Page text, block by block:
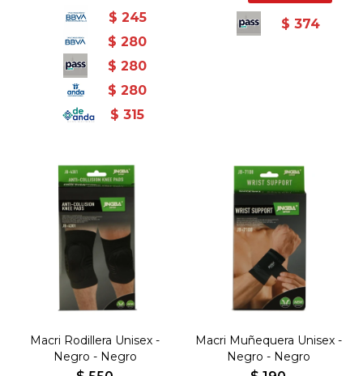
$ 245
$ 280
$ 280
$ 280
$ 315
$ 374
Macri Rodillera Unisex -
Negro - Negro
Macri Muñequera Unisex -
Negro - Negro